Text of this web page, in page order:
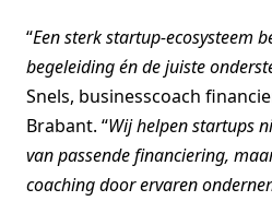
“Een sterk startup-ecosysteem
begeleiding én de juiste
Snels, businesscoach
Brabant. “Wij helpen startups
van passende financiering,
coaching door ervaren